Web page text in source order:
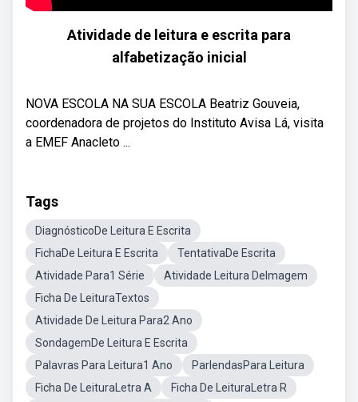
Atividade de leitura e escrita para
alfabetização inicial
NOVA ESCOLA NA SUA ESCOLA Beatriz Gouveia,
coordenadora de projetos do Instituto Avisa Lá, visita
a EMEF Anacleto ...
Tags
DiagnósticoDe Leitura E Escrita
FichaDe Leitura E Escrita
TentativaDe Escrita
Atividade Para1 Série
Atividade Leitura DeImagem
Ficha De LeituraTextos
Atividade De Leitura Para2 Ano
SondagemDe Leitura E Escrita
Palavras Para Leitura1 Ano
ParlendasPara Leitura
Ficha De LeituraLetra A
Ficha De LeituraLetra R